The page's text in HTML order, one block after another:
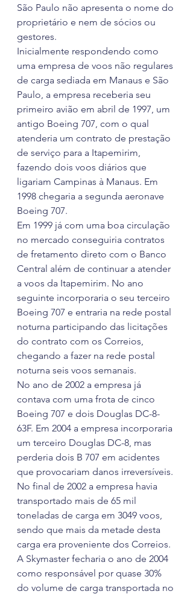
São Paulo não apresenta o nome do
proprietário e nem de sócios ou
gestores.
Inicialmente respondendo como
uma empresa de voos não regulares
de carga sediada em Manaus e São
Paulo, a empresa receberia seu
primeiro avião em abril de 1997, um
antigo Boeing 707, com o qual
atenderia um contrato de prestação
de serviço para a Itapemirim,
fazendo dois voos diários que
ligariam Campinas à Manaus. Em
1998 chegaria a segunda aeronave
Boeing 707.
Em 1999 já com uma boa circulação
no mercado conseguiria contratos
de fretamento direto com o Banco
Central além de continuar a atender
a voos da Itapemirim. No ano
seguinte incorporaria o seu terceiro
Boeing 707 e entraria na rede postal
noturna participando das licitações
do contrato com os Correios,
chegando a fazer na rede postal
noturna seis voos semanais.
No ano de 2002 a empresa já
contava com uma frota de cinco
Boeing 707 e dois Douglas DC-8-
63F. Em 2004 a empresa incorporaria
um terceiro Douglas DC-8, mas
perderia dois B 707 em acidentes
que provocariam danos irreversíveis.
No final de 2002 a empresa havia
transportado mais de 65 mil
toneladas de carga em 3049 voos,
sendo que mais da metade desta
carga era proveniente dos Correios.
A Skymaster fecharia o ano de 2004
como responsável por quase 30%
do volume de carga transportada no